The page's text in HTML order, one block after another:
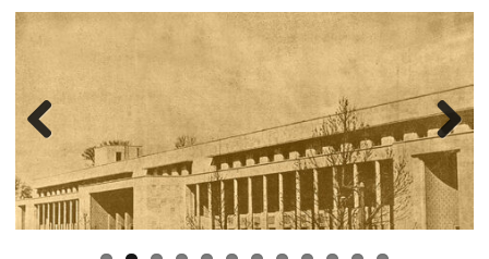
Previo
Next